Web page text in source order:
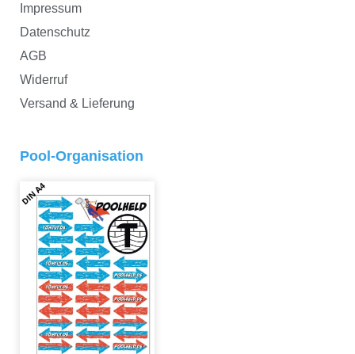
Impressum
Datenschutz
AGB
Widerruf
Versand & Lieferung
Pool-Organisation